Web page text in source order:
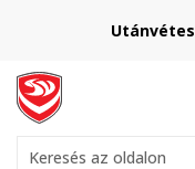
Keresés az oldalon